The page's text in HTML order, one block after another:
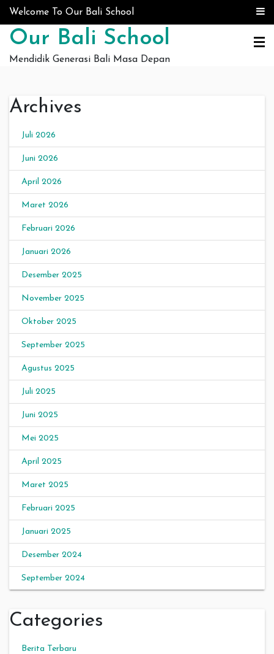
Skip to content
Welcome To Our Bali School
Our Bali School
Mendidik Generasi Bali Masa Depan
Archives
Juli 2026
Juni 2026
April 2026
Maret 2026
Februari 2026
Januari 2026
Desember 2025
November 2025
Oktober 2025
September 2025
Agustus 2025
Juli 2025
Juni 2025
Mei 2025
April 2025
Maret 2025
Februari 2025
Januari 2025
Desember 2024
September 2024
Categories
Berita Terbaru